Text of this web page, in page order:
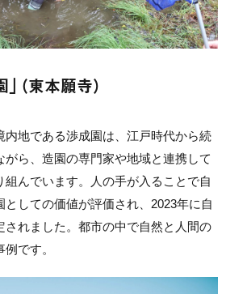
（東本願寺）
内地である渉成園は、江戸時代から続
がら、造園の専門家や地域と連携して
んでいます。人の手が入ることで自
しての価値が評価され、2023年に自
されました。都市の中で自然と人間の
です。